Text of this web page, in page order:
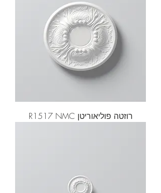
רוזטה פוליאוריטן R1517 NMC